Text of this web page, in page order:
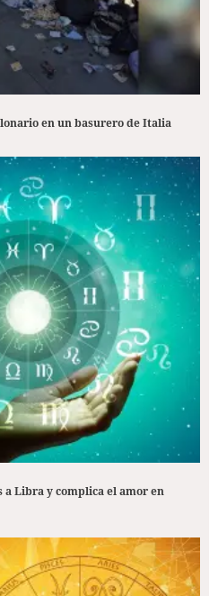
en un basurero de Italia
a Libra y complica el amor en